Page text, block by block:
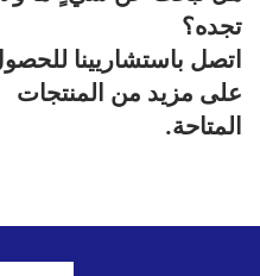
تجده؟
اتصل باستشاريينا
على مزيد من المنتجات
المتاحة.